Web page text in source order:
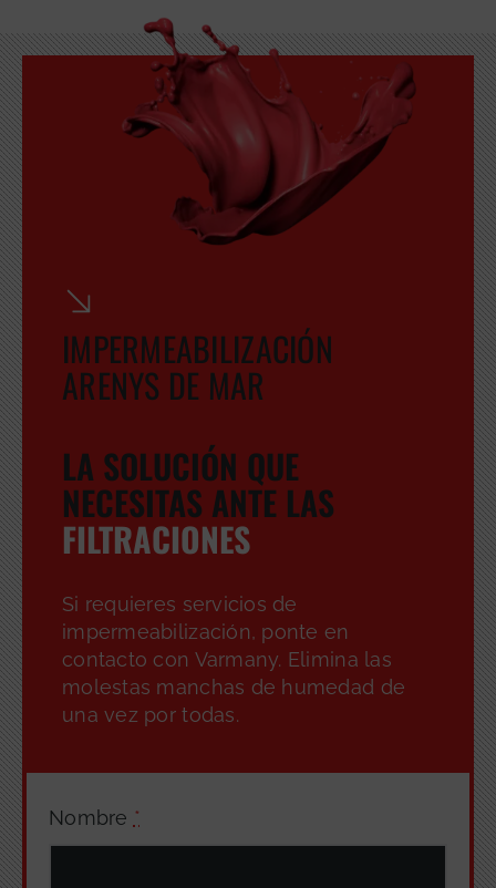
Nombre *
IMPERMEABILIZACIÓN
ARENYS DE MAR
LA SOLUCIÓN QUE
NECESITAS ANTE LAS
FILTRACIONES
Si requieres servicios de
impermeabilización, ponte en
contacto con Varmany. Elimina las
molestas manchas de humedad de
una vez por todas.
GRATUITA